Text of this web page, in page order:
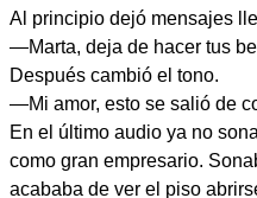
Al principio dejó mensajes
—Marta, deja de hacer tus
Después cambió el tono.
—Mi amor, esto se salió de
En el último audio ya no
como gran empresario.
acababa de ver el piso